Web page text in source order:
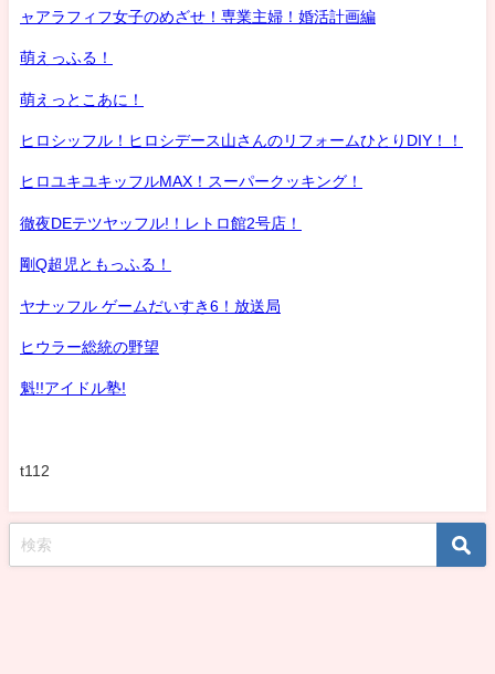
ャアラフィフ女子のめざせ！専業主婦！婚活計画編
萌えっふる！
萌えっとこあに！
ヒロシッフル！ヒロシデース山さんのリフォームひとりDIY！！
ヒロユキユキッフルMAX！スーパークッキング！
徹夜DEテツヤッフル!！レトロ館2号店！
剛Q超児ともっふる！
ヤナッフル ゲームだいすき6！放送局
ヒウラー総統の野望
魁!!アイドル塾!
t112